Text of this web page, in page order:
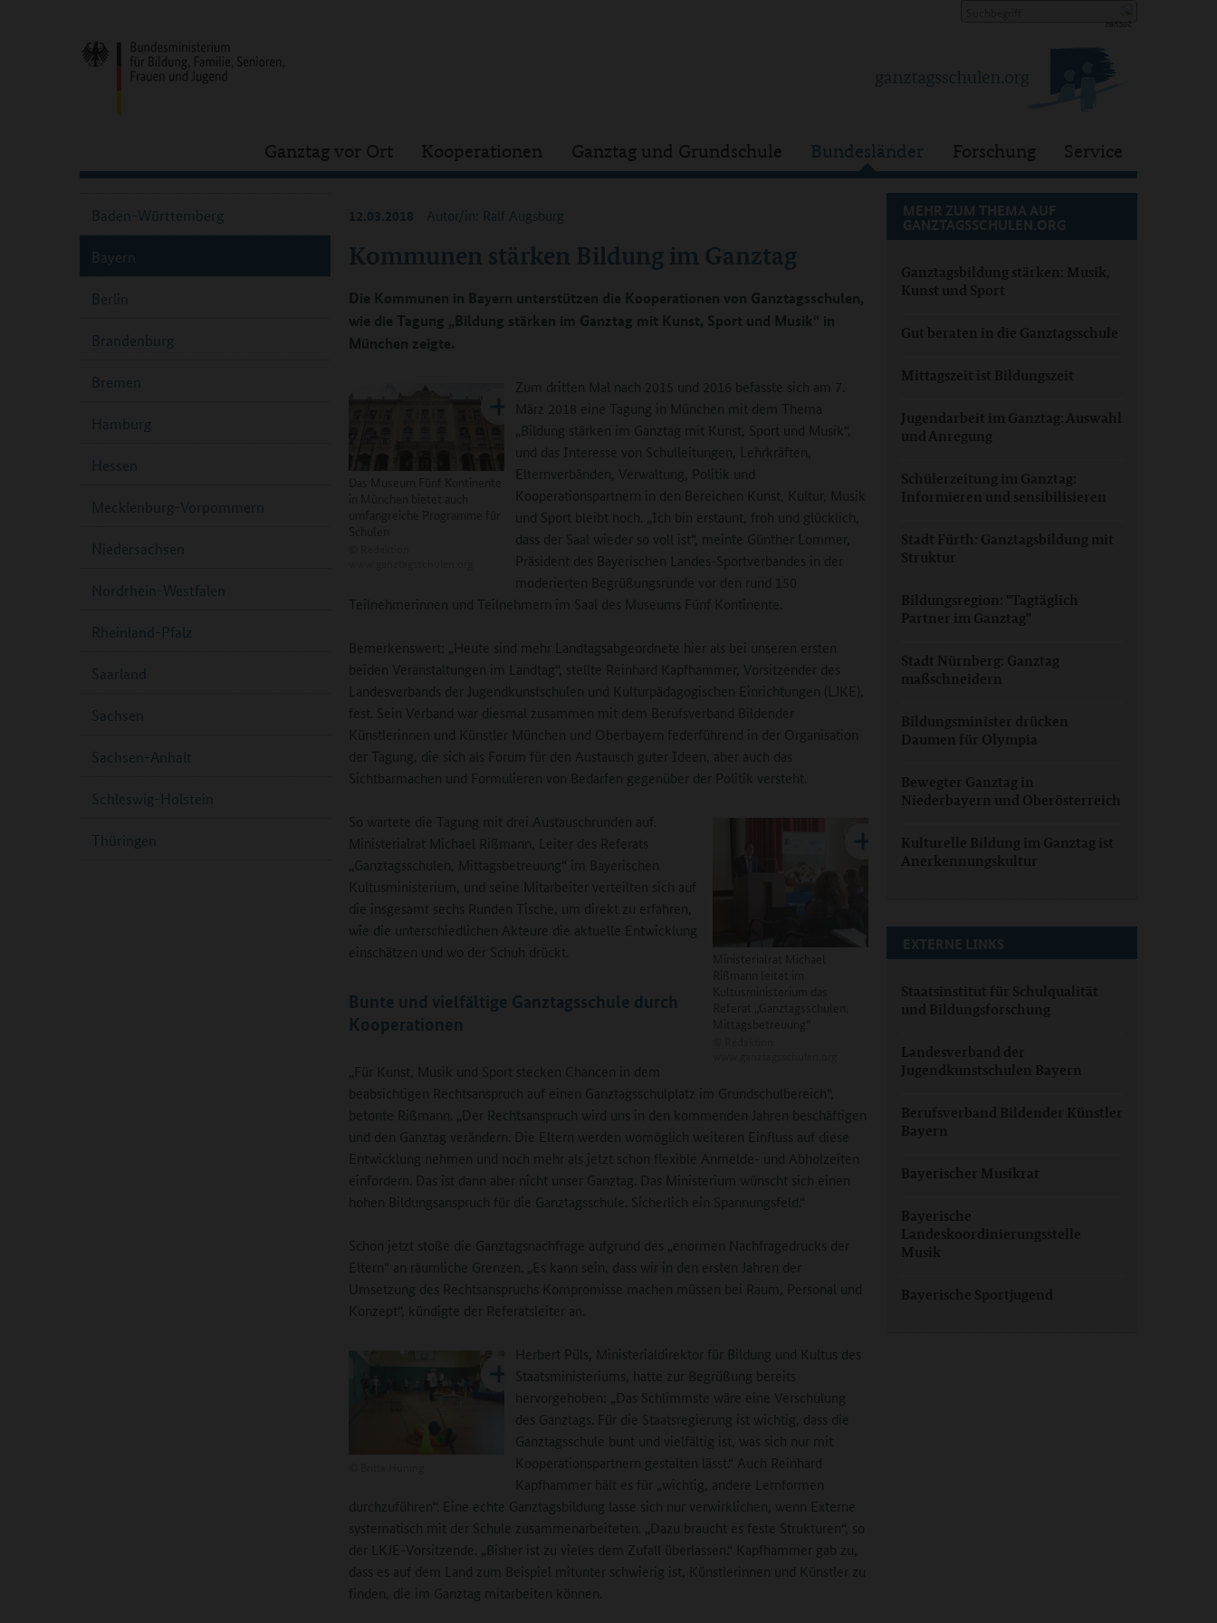
Ganztag vor Ort Kooperationen Ganztag und Grundschule Bundesländer Forschung Service
Kommunen stärken Bildung im Ganztag
12.03.2018 Autor/in: Ralf Augsburg
Die Kommunen in Bayern unterstützen die Kooperationen von Ganztagsschulen,
wie die Tagung „Bildung stärken im Ganztag mit Kunst, Sport und Musik“ in
München zeigte.
Zum dritten Mal nach 2015 und 2016 befasste sich am 7.
März 2018 eine Tagung in München mit dem Thema
„Bildung stärken im Ganztag mit Kunst, Sport und Musik“,
und das Interesse von Schulleitungen, Lehrkräften,
Elternverbänden, Verwaltung, Politik und
Kooperationspartnern in den Bereichen Kunst, Kultur, Musik
und Sport bleibt hoch. „Ich bin erstaunt, froh und glücklich,
dass der Saal wieder so voll ist“, meinte Günther Lommer,
Präsident des Bayerischen Landes-Sportverbandes in der
moderierten Begrüßungsrunde vor den rund 150
Teilnehmerinnen und Teilnehmern im Saal des Museums Fünf Kontinente.
Bemerkenswert: „Heute sind mehr Landtagsabgeordnete hier als bei unseren ersten
beiden Veranstaltungen im Landtag“, stellte Reinhard Kapfhammer, Vorsitzender des
Landesverbands der Jugendkunstschulen und Kulturpädagogischen Einrichtungen (LJKE),
fest. Sein Verband war diesmal zusammen mit dem Berufsverband Bildender
Künstlerinnen und Künstler München und Oberbayern federführend in der Organisation
der Tagung, die sich als Forum für den Austausch guter Ideen, aber auch das
Sichtbarmachen und Formulieren von Bedarfen gegenüber der Politik versteht.
So wartete die Tagung mit drei Austauschrunden auf.
Ministerialrat Michael Rißmann, Leiter des Referats
„Ganztagsschulen, Mittagsbetreuung“ im Bayerischen
Kultusministerium, und seine Mitarbeiter verteilten sich auf
die insgesamt sechs Runden Tische, um direkt zu erfahren,
wie die unterschiedlichen Akteure die aktuelle Entwicklung
einschätzen und wo der Schuh drückt.
Bunte und vielfältige Ganztagsschule durch
Kooperationen
„Für Kunst, Musik und Sport stecken Chancen in dem
beabsichtigen Rechtsanspruch auf einen Ganztagsschulplatz im Grundschulbereich“,
betonte Rißmann. „Der Rechtsanspruch wird uns in den kommenden Jahren beschäftigen
und den Ganztag verändern. Die Eltern werden womöglich weiteren Einfluss auf diese
Entwicklung nehmen und noch mehr als jetzt schon flexible Anmelde- und Abholzeiten
einfordern. Das ist dann aber nicht unser Ganztag. Das Ministerium wünscht sich einen
hohen Bildungsanspruch für die Ganztagsschule. Sicherlich ein Spannungsfeld.“
Schon jetzt stoße die Ganztagsnachfrage aufgrund des „enormen Nachfragedrucks der
Eltern“ an räumliche Grenzen. „Es kann sein, dass wir in den ersten Jahren der
Umsetzung des Rechtsanspruchs Kompromisse machen müssen bei Raum, Personal und
Konzept“, kündigte der Referatsleiter an.
Herbert Püls, Ministerialdirektor für Bildung und Kultus des
Staatsministeriums, hatte zur Begrüßung bereits
hervorgehoben: „Das Schlimmste wäre eine Verschulung
des Ganztags. Für die Staatsregierung ist wichtig, dass die
Ganztagsschule bunt und vielfältig ist, was sich nur mit
Kooperationspartnern gestalten lässt.“ Auch Reinhard
Kapfhammer hält es für „wichtig, andere Lernformen
durchzuführen“. Eine echte Ganztagsbildung lasse sich nur verwirklichen, wenn Externe
systematisch mit der Schule zusammenarbeiteten. „Dazu braucht es feste Strukturen“, so
der LKJE-Vorsitzende. „Bisher ist zu vieles dem Zufall überlassen.“ Kapfhammer gab zu,
dass es auf dem Land zum Beispiel mitunter schwierig ist, Künstlerinnen und Künstler zu
finden, die im Ganztag mitarbeiten können.
MEHR ZUM THEMA AUF
GANZTAGSSCHULEN.ORG
Ganztagsbildung stärken: Musik,
Kunst und Sport
Gut beraten in die Ganztagsschule
Mittagszeit ist Bildungszeit
Jugendarbeit im Ganztag: Auswahl
und Anregung
Schülerzeitung im Ganztag:
Informieren und sensibilisieren
Stadt Fürth: Ganztagsbildung mit
Struktur
Bildungsregion: "Tagtäglich
Partner im Ganztag"
Stadt Nürnberg: Ganztag
maßschneidern
Bildungsminister drücken
Daumen für Olympia
Bewegter Ganztag in
Niederbayern und Oberösterreich
Kulturelle Bildung im Ganztag ist
Anerkennungskultur
EXTERNE LINKS
Staatsinstitut für Schulqualität
und Bildungsforschung
Landesverband der
Jugendkunstschulen Bayern
Berufsverband Bildender Künstler
Bayern
Bayerischer Musikrat
Bayerische
Landeskoordinierungsstelle
Musik
Bayerische Sportjugend
Baden-Württemberg
Bayern
Berlin
Brandenburg
Bremen
Hamburg
Hessen
Mecklenburg-Vorpommern
Niedersachsen
Nordrhein-Westfalen
Rheinland-Pfalz
Saarland
Sachsen
Sachsen-Anhalt
Schleswig-Holstein
Thüringen